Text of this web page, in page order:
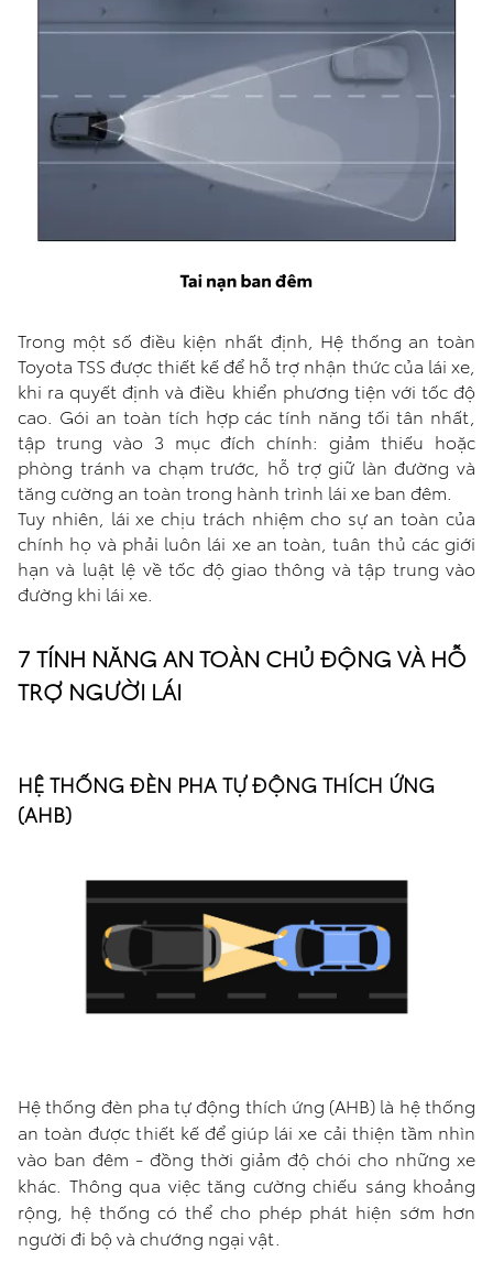
Trong một số điều kiện nhất định, Hệ thống an toàn
Toyota TSS được thiết kế để hỗ trợ nhận thức của lái xe,
khi ra quyết định và điều khiển phương tiện với tốc độ
cao. Gói an toàn tích hợp các tính năng tối tân nhất,
tập trung vào 3 mục đích chính: giảm thiếu hoặc
phòng tránh va chạm trước, hỗ trợ giữ làn đường và
tăng cường an toàn trong hành trình lái xe ban đêm.
Tuy nhiên, lái xe chịu trách nhiệm cho sự an toàn của
chính họ và phải luôn lái xe an toàn, tuân thủ các giới
hạn và luật lệ về tốc độ giao thông và tập trung vào
đường khi lái xe.
7 TÍNH NĂNG AN TOÀN CHỦ ĐỘNG VÀ HỖ
TRỢ NGƯỜI LÁI
HỆ THỐNG ĐÈN PHA TỰ ĐỘNG THÍCH ỨNG
(AHB)
Hệ thống đèn pha tự động thích ứng (AHB) là hệ thống
an toàn được thiết kế để giúp lái xe cải thiện tầm nhìn
vào ban đêm - đồng thời giảm độ chói cho những xe
khác. Thông qua việc tăng cường chiếu sáng khoảng
rộng, hệ thống có thể cho phép phát hiện sớm hơn
người đi bộ và chướng ngại vật.